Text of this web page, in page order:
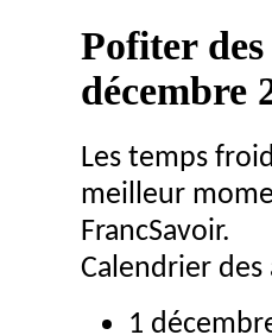
Pofiter
décembre
Les temps
meilleur
FrancSavoir.
Calendrier des
1